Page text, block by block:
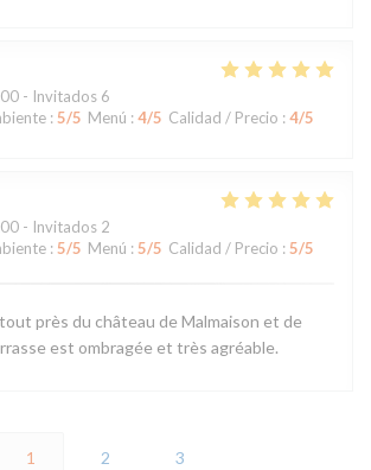
- Invitados 6
: 5/5 Menú : 4/5 Calidad / Precio : 4/5
- Invitados 2
: 5/5 Menú : 5/5 Calidad / Precio : 5/5
près du château de Malmaison et de
est ombragée et très agréable.
1 2 3